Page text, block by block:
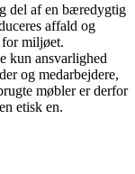
del af en bæredygtig
affald og
miljøet.
kun ansvarlighed
og medarbejdere,
møbler er derfor
etisk en.